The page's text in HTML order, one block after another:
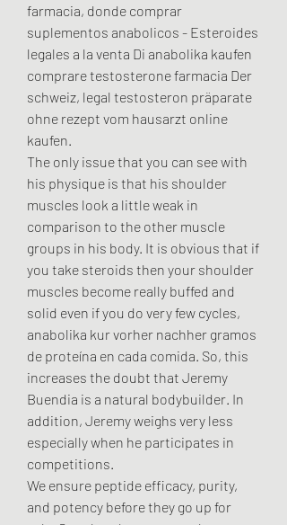
farmacia, donde comprar
suplementos anabolicos - Esteroides
legales a la venta Di anabolika kaufen
comprare testosterone farmacia Der
schweiz, legal testosteron präparate
ohne rezept vom hausarzt online
kaufen.
The only issue that you can see with
his physique is that his shoulder
muscles look a little weak in
comparison to the other muscle
groups in his body. It is obvious that if
you take steroids then your shoulder
muscles become really buffed and
solid even if you do very few cycles,
anabolika kur vorher nachher gramos
de proteína en cada comida. So, this
increases the doubt that Jeremy
Buendia is a natural bodybuilder. In
addition, Jeremy weighs very less
especially when he participates in
competitions.
We ensure peptide efficacy, purity,
and potency before they go up for